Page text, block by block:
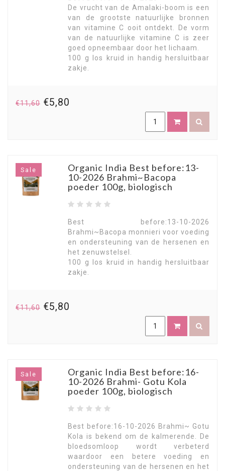
De vrucht van de Amalaki-boom is een
van de grootste natuurlijke bronnen
van vitamine C ooit ontdekt. De vorm
van de natuurlijke vitamine C is zeer
goed opneembaar door het lichaam.
100 g los kruid in handig hersluitbaar
zakje.
€11,60 €5,80
Sale
Organic India Best before:13-
10-2026 Brahmi~Bacopa
poeder 100g, biologisch
Best before:13-10-2026
Brahmi~Bacopa monnieri voor voeding
en ondersteuning van de hersenen en
het zenuwstelsel.
100 g los kruid in handig hersluitbaar
zakje.
€11,60 €5,80
Sale
Organic India Best before:16-
10-2026 Brahmi- Gotu Kola
poeder 100g, biologisch
Best before:16-10-2026 Brahmi~ Gotu
Kola is bekend om de kalmerende. De
bloedsomloop wordt verbeterd
waardoor een betere voeding en
ondersteuning van de hersenen en het